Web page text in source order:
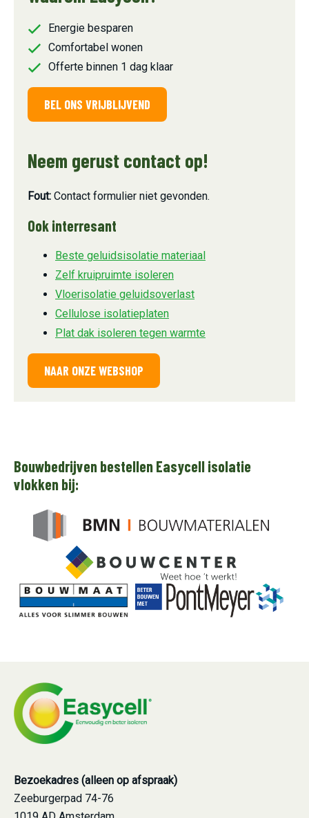
Energie besparen
Comfortabel wonen
Offerte binnen 1 dag klaar
BEL ONS VRIJBLIJVEND
Neem gerust contact op!
Fout: Contact formulier niet gevonden.
Ook interresant
Beste geluidsisolatie materiaal
Zelf kruipruimte isoleren
Vloerisolatie geluidsoverlast
Cellulose isolatieplaten
Plat dak isoleren tegen warmte
NAAR ONZE WEBSHOP
Bouwbedrijven bestellen Easycell isolatie
vlokken bij:
Bezoekadres (alleen op afspraak)
Zeeburgerpad 74-76